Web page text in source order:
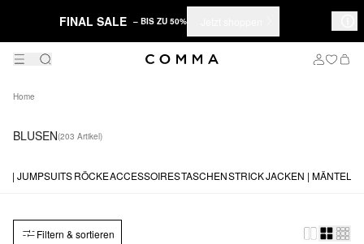
FINAL SALE – BIS ZU 50%
Home
BLUSEN(203 Artikel)
| JUMPSUITS RÖCKEACCESSOIRESTASCHENSTRICKJACKEN | MÄNTEL
Filtern & sortieren